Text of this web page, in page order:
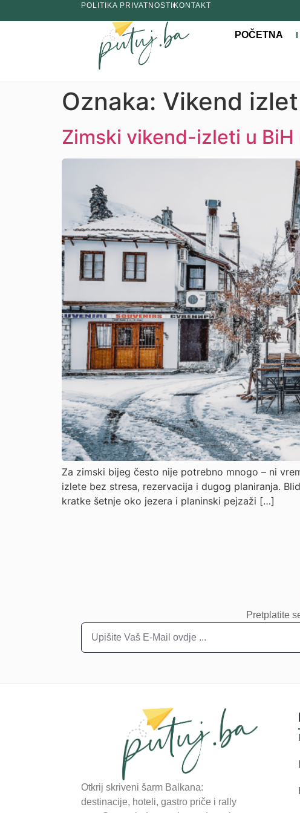
POLITIKA PRIVATNOSTIKONTAKT
POČETNA
Oznaka: Vikend izlet
Zimski vikend-izleti u
Za zimski bijeg često nije potrebno mnogo – ni
izlete bez stresa, rezervacija i dugog planiranja.
kratke šetnje oko jezera i planinski pejzaži […]
Pretplatite
Otkrij skriveni šarm Balkana:
destinacije, hoteli, gastro priče i rally